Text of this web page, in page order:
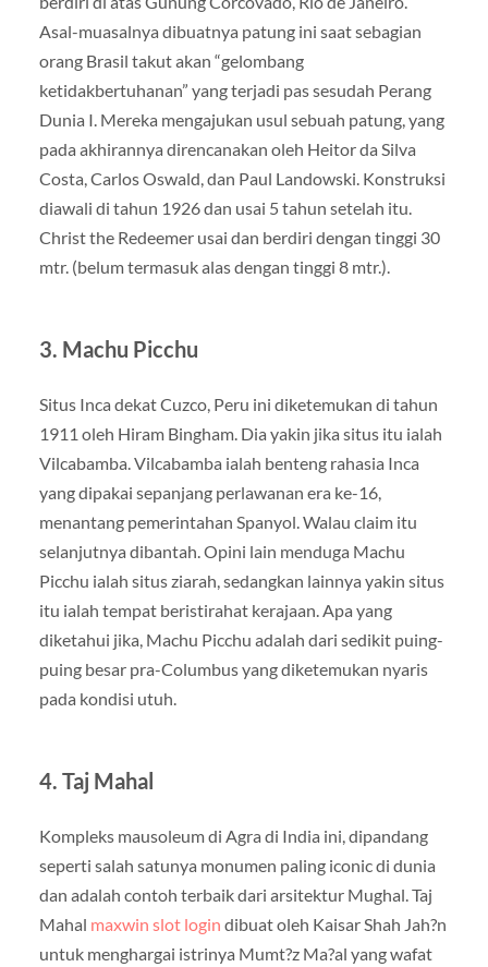
Asal-muasalnya dibuatnya patung ini saat sebagian
orang Brasil takut akan “gelombang
ketidakbertuhanan” yang terjadi pas sesudah Perang
Dunia I. Mereka mengajukan usul sebuah patung, yang
pada akhirannya direncanakan oleh Heitor da Silva
Costa, Carlos Oswald, dan Paul Landowski. Konstruksi
diawali di tahun 1926 dan usai 5 tahun setelah itu.
Christ the Redeemer usai dan berdiri dengan tinggi 30
mtr. (belum termasuk alas dengan tinggi 8 mtr.).
3. Machu Picchu
Situs Inca dekat Cuzco, Peru ini diketemukan di tahun
1911 oleh Hiram Bingham. Dia yakin jika situs itu ialah
Vilcabamba. Vilcabamba ialah benteng rahasia Inca
yang dipakai sepanjang perlawanan era ke-16,
menantang pemerintahan Spanyol. Walau claim itu
selanjutnya dibantah. Opini lain menduga Machu
Picchu ialah situs ziarah, sedangkan lainnya yakin situs
itu ialah tempat beristirahat kerajaan. Apa yang
diketahui jika, Machu Picchu adalah dari sedikit puing-
puing besar pra-Columbus yang diketemukan nyaris
pada kondisi utuh.
4. Taj Mahal
Kompleks mausoleum di Agra di India ini, dipandang
seperti salah satunya monumen paling iconic di dunia
dan adalah contoh terbaik dari arsitektur Mughal. Taj
Mahal maxwin slot login dibuat oleh Kaisar Shah Jah?n
untuk menghargai istrinya Mumt?z Ma?al yang wafat